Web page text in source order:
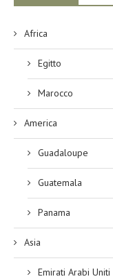
Africa
Egitto
Marocco
America
Guadaloupe
Guatemala
Panama
Asia
Emirati Arabi Uniti